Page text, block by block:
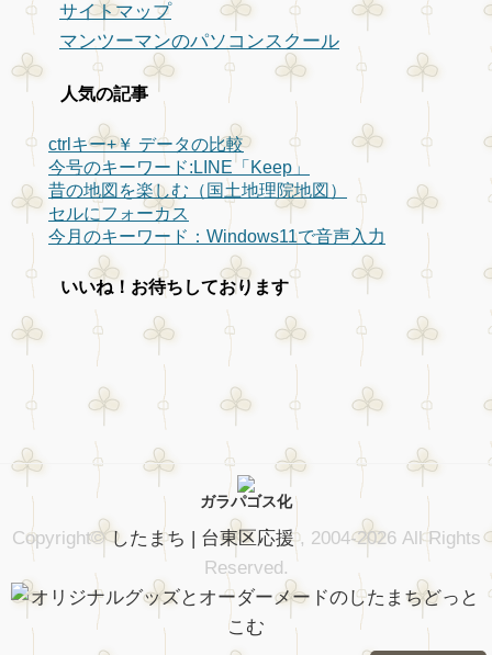
サイトマップ
マンツーマンのパソコンスクール
人気の記事
ctrlキー+￥ データの比較
今号のキーワード:LINE「Keep」
昔の地図を楽しむ（国土地理院地図）
セルにフォーカス
今月のキーワード：Windows11で音声入力
いいね！お待ちしております
ガラパゴス化
Copyright©したまち | 台東区応援, 2004-2026 All Rights
Reserved.